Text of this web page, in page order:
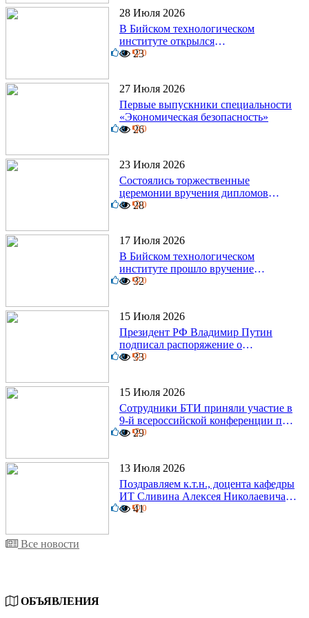
28 Июля 2026
В Бийском технологическом
институте открылся
диссертационный совет!
0 0
23
27 Июля 2026
Первые выпускники специальности
«Экономическая безопасность»
0 0
26
23 Июля 2026
Состоялись торжественные
церемонии вручения дипломов
выпускникам БТИ
0 0
28
17 Июля 2026
В Бийском технологическом
институте прошло вручение
дипломов
0 0
32
15 Июля 2026
Президент РФ Владимир Путин
подписал распоряжение о
поощрении граждан и трудовых
0 0
33
15 Июля 2026
Сотрудники БТИ приняли участие в
9-й всероссийской конференции по
задачам со свободными границами
0 0
29
13 Июля 2026
Поздравляем к.т.н., доцента кафедры
ИТ Сливина Алексея Николаевича с
юбилеем!
6 0
41
Все новости
ОБЪЯВЛЕНИЯ